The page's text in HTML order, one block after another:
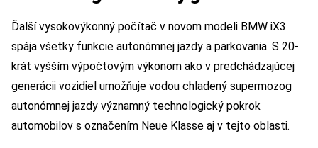
Ďalší vysokovýkonný počítač v novom modeli BMW iX3
spája všetky funkcie autonómnej jazdy a parkovania. S 20-
krát vyšším výpočtovým výkonom ako v predchádzajúcej
generácii vozidiel umožňuje vodou chladený supermozog
autonómnej jazdy významný technologický pokrok
automobilov s označením Neue Klasse aj v tejto oblasti.